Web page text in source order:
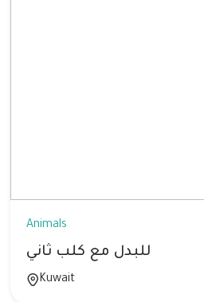
Animals
للبدل مع كلب ثاني
Kuwait